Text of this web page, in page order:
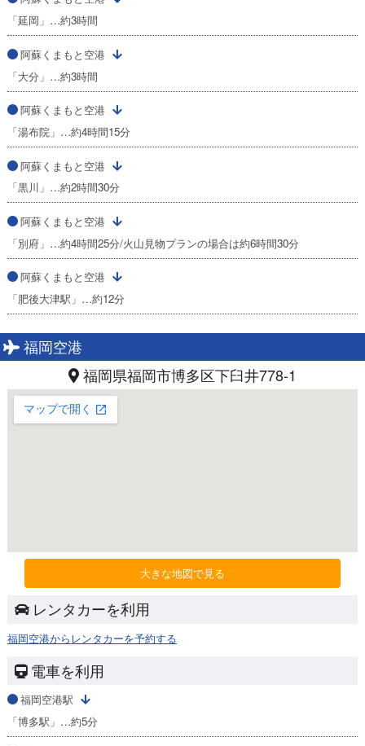
「延岡」…約3時間
阿蘇くまもと空港
「大分」…約3時間
阿蘇くまもと空港
「湯布院」…約4時間15分
阿蘇くまもと空港
「黒川」…約2時間30分
阿蘇くまもと空港
「別府」…約4時間25分/火山見物プランの場合は約6時間30分
阿蘇くまもと空港
「肥後大津駅」…約12分
福岡空港
福岡県福岡市博多区下臼井778-1
大きな地図で見る
レンタカーを利用
福岡空港からレンタカーを予約する
電車を利用
福岡空港駅
「博多駅」…約5分